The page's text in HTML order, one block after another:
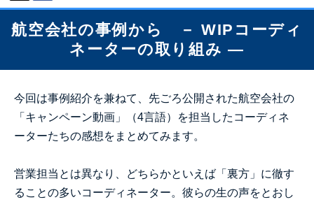
航空会社の事例から － WIPコーディ
ネーターの取り組み ―
今回は事例紹介を兼ねて、先ごろ公開された航空会社の
「キャンペーン動画」（4言語）を担当したコーディネ
ーターたちの感想をまとめてみます。
営業担当とは異なり、どちらかといえば「裏方」に徹す
ることの多いコーディネーター。彼らの生の声をとおし